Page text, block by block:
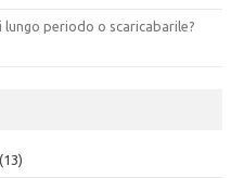
periodo o scaricabarile?
(13)